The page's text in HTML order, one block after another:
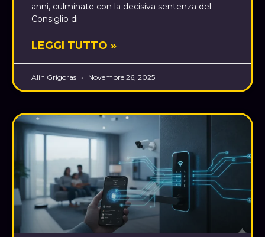
anni, culminate con la decisiva sentenza del
Consiglio di
LEGGI TUTTO »
Alin Grigoras Novembre 26, 2025